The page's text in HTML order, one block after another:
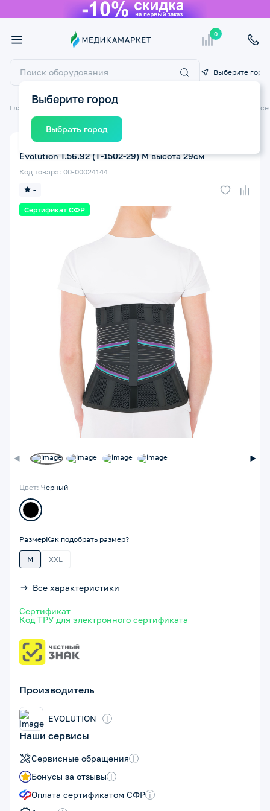
0
Выберите город
Выберите город
Выбрать город
Главная Ортопедические изделия Ортопедические бандажи и
Сертификат СФР
-
Код товара: 00-00024144
Evolution Т.56.92 (Т-1502-29) M высота 29см
Цвет: Черный
РазмерКак подобрать размер?
M XXL
Все характеристики
Сертификат
Код ТРУ для электронного сертификата
Производитель
EVOLUTION i
Наши сервисы
Сервисные обращения i
Бонусы за отзывы i
Оплата сертификатом СФР i